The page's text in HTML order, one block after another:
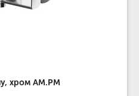
хром AM.PM